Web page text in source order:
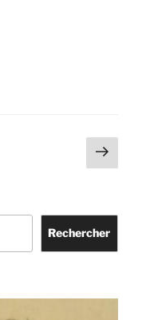
Page
Rechercher